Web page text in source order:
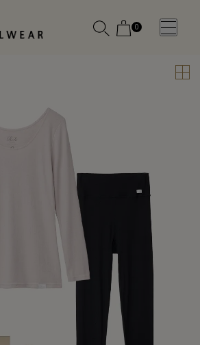
0
SLEEP WEAR
サリー
メディ
カル
ピロー
SLEEP WEAR
サリー
メディ
カル
ピロー